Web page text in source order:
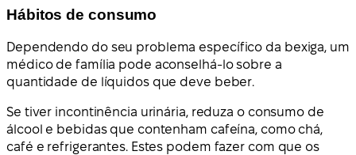
Hábitos de consumo
Dependendo do seu problema específico da bexiga, um
médico de família pode aconselhá-lo sobre a
quantidade de líquidos que deve beber.
Se tiver incontinência urinária, reduza o consumo de
álcool e bebidas que contenham cafeína, como chá,
café e refrigerantes. Estes podem fazer com que os